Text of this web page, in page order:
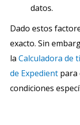
datos.
Dado estos
exacto. Sin
la Calculadora de
de Expedient para
condiciones